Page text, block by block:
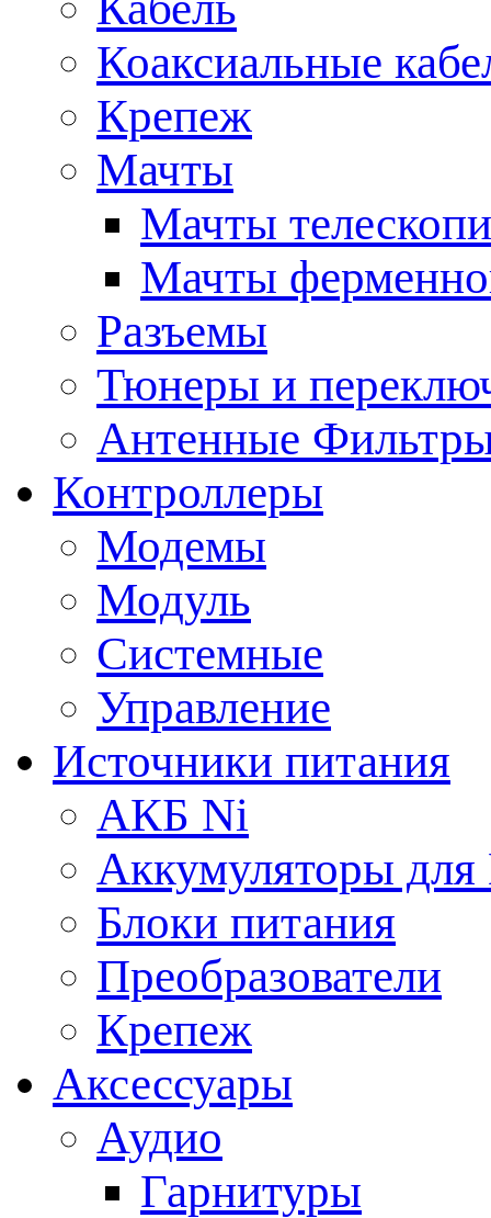
Коаксиальные
Крепеж
Мачты
Мачты
Мачты
Разъемы
Тюнеры и
Антенные
Контроллеры
Модемы
Модуль
Системные
Управление
Источники питания
АКБ Ni
Аккумуляторы
Блоки питания
Преобразователи
Крепеж
Аксессуары
Аудио
Гарнитуры